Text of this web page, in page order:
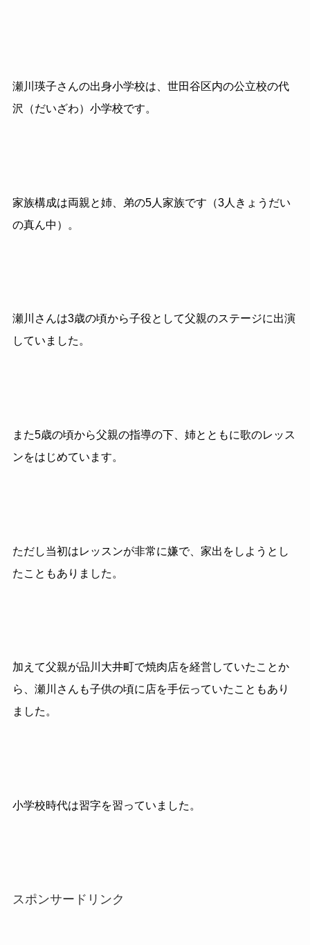
瀬川瑛子さんの出身小学校は、世田谷区内の公立校の代
沢（だいざわ）小学校です。
家族構成は両親と姉、弟の5人家族です（3人きょうだい
の真ん中）。
瀬川さんは3歳の頃から子役として父親のステージに出演
していました。
また5歳の頃から父親の指導の下、姉とともに歌のレッス
ンをはじめています。
ただし当初はレッスンが非常に嫌で、家出をしようとし
たこともありました。
加えて父親が品川大井町で焼肉店を経営していたことか
ら、瀬川さんも子供の頃に店を手伝っていたこともあり
ました。
小学校時代は習字を習っていました。
スポンサードリンク